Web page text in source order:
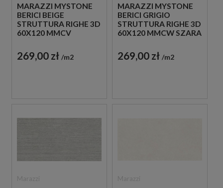
MARAZZI MYSTONE
BERICI BEIGE
STRUTTURA RIGHE 3D
60X120 MMCV
STRUKTURALNA
IMITUJĄCA KAMIEŃ
269,00 zł m2
MARAZZI MYSTONE
BERICI GRIGIO
STRUTTURA RIGHE 3D
60X120 MMCW SZARA
STRUKTURALNA
IMITUJĄCA KAMIEŃ
269,00 zł m2